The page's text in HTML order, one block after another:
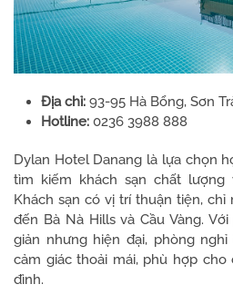
Địa chỉ: 93-95 Hà Bổng, Sơn
Hotline: 0236 3988 888
Dylan Hotel Danang là lựa chọn
tìm kiếm khách sạn chất lượng
Khách sạn có vị trí thuận tiện,
đến Bà Nà Hills và Cầu Vàng.
giản nhưng hiện đại, phòng
cảm giác thoải mái, phù hợp
đình.